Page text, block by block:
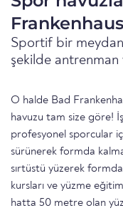
Sportif bir
şekilde antrenman
O halde Bad
havuzu tam size göre!
profesyonel sporcular
sürünerek formda
sırtüstü yüzerek
kursları ve yüzme
hatta 50 metre olan